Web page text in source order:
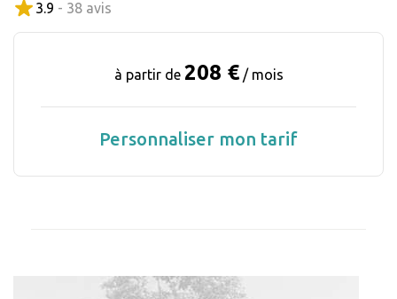
3.9 - 38 avis
à partir de 208 € / mois
Personnaliser mon tarif